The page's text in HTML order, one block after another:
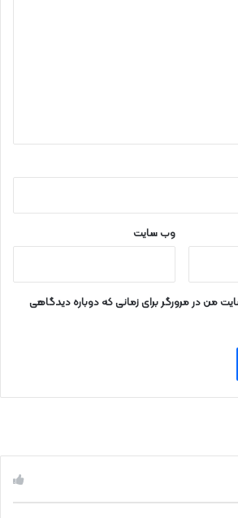
وب‌ سایت
من در مرورگر برای زمانی که دوباره دیدگاهی